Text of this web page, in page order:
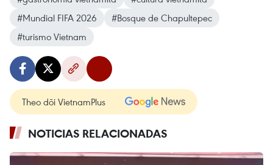
#Mundial FIFA 2026
#Bosque de Chapultepec
#turismo Vietnam
Theo dõi VietnamPlus
NOTICIAS RELACIONADAS